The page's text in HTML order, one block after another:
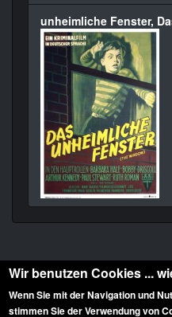
unheimliche Fenster,
Diese Website ist urheberrechtlich
Wir benutzen Cookies ...
Wenn Sie mit der Navigation und
stimmen Sie der Verwendung von